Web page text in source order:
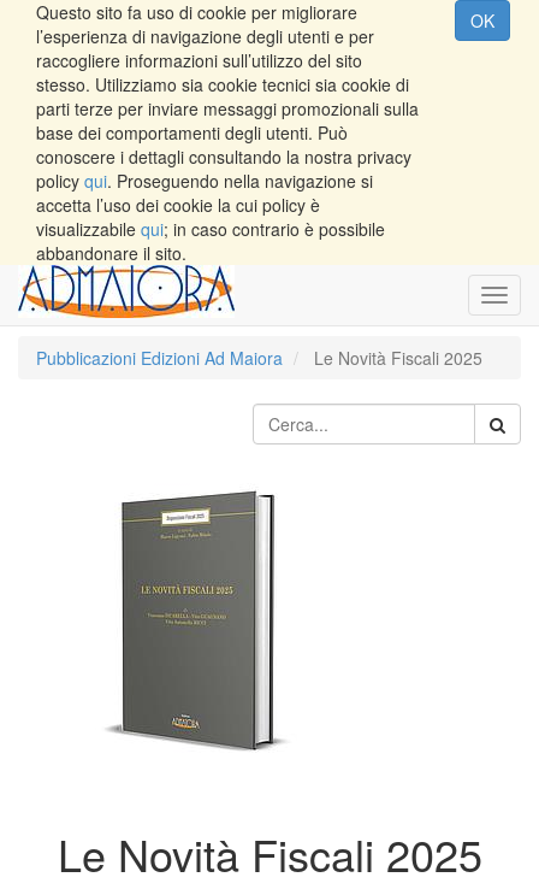
Questo sito fa uso di cookie per migliorare
l’esperienza di navigazione degli utenti e per
raccogliere informazioni sull’utilizzo del sito
stesso. Utilizziamo sia cookie tecnici sia cookie di
parti terze per inviare messaggi promozionali sulla
base dei comportamenti degli utenti. Può
conoscere i dettagli consultando la nostra privacy
policy qui. Proseguendo nella navigazione si
accetta l’uso dei cookie la cui policy è
visualizzabile qui; in caso contrario è possibile
abbandonare il sito.
OK
Pubblicazioni Edizioni Ad Maiora
Le Novità Fiscali 2025
Le Novità Fiscali 2025